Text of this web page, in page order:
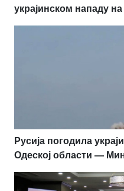
украјинском нападу
Русија погодила
Одеској области —